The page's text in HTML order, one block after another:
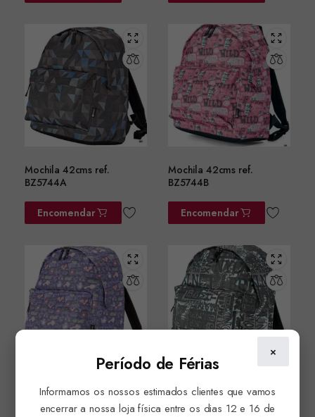
Mochila 42cms ref.
BZ5744A
Encomendar
Mochila 42cms ref.
BZ5744B
Encomendar
Mochila 42cms ref.
BZ5744C
Mochila 42cms ref.
BZ5744D
×
Período de Férias
Informamos os nossos estimados clientes que vamos
encerrar a nossa loja física entre os dias 12 e 16 de